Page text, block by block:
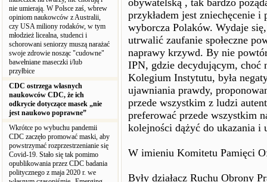
nie umierają. W Polsce zaś, wbrew
opiniom naukowców z Australii,
czy USA miliony rodaków, w tym
młodzież licealna, studenci i
schorowani seniorzy muszą narażać
swoje zdrowie nosząc "cudowne"
bawełniane maseczki i/lub
przyłbice
CDC ostrzega własnych
naukowców CDC, że ich
odkrycie dotyczące masek „nie
jest naukowo poprawne”
Wkrótce po wybuchu pandemii
CDC zaczęło promować maski, aby
powstrzymać rozprzestrzenianie się
Covid-19. Stało się tak pomimo
opublikowania przez CDC badania
politycznego z maja 2020 r. we
obywatelską , tak bardzo
przykładem jest zniechęcenie i
wyborcza Polaków. Wydaje
utrwalić zaufanie społeczne
naprawy krzywd. By nie
IPN, gdzie decydującym,
Kolegium Instytutu, była
ujawniania prawdy,
przede wszystkim z ludzi
preferować przede wszystkim
kolejności dążyć do ukazania i
W imieniu Komitetu Pamięci
Były działacz Ruchu Obrony